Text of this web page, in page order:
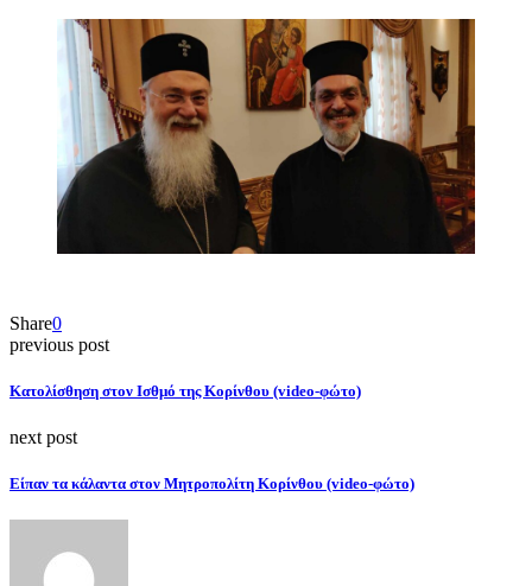
Share0
previous post
Kατολίσθηση στον Ισθμό της Κορίνθου (video-φώτο)
next post
Είπαν τα κάλαντα στον Μητροπολίτη Κορίνθου (video-φώτο)